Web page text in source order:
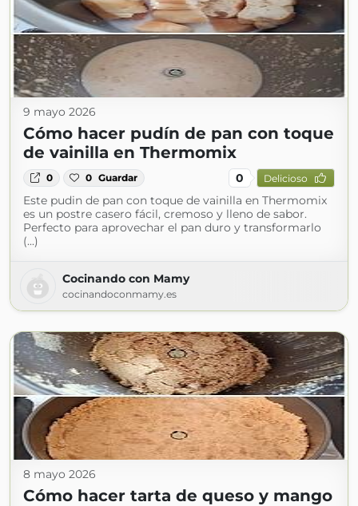
9 mayo 2026
Cómo hacer pudín de pan con toque
de vainilla en Thermomix
0 0 Guardar 0 Delicioso
Este pudin de pan con toque de vainilla en Thermomix
es un postre casero fácil, cremoso y lleno de sabor.
Perfecto para aprovechar el pan duro y transformarlo
(...)
Cocinando con Mamy
cocinandoconmamy.es
8 mayo 2026
Cómo hacer tarta de queso y mango